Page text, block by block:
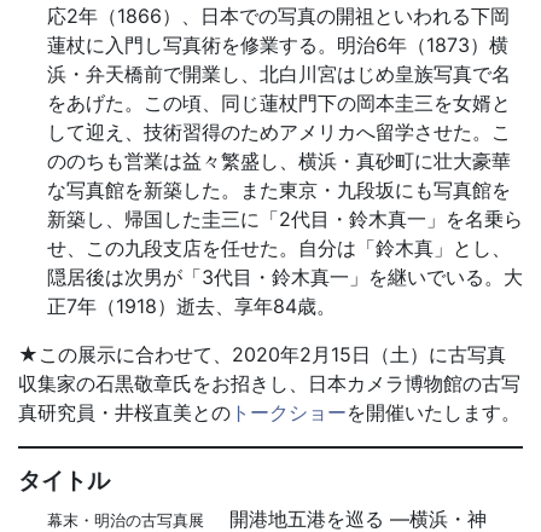
応2年（1866）、日本での写真の開祖といわれる下岡
蓮杖に入門し写真術を修業する。明治6年（1873）横
浜・弁天橋前で開業し、北白川宮はじめ皇族写真で名
をあげた。この頃、同じ蓮杖門下の岡本圭三を女婿と
して迎え、技術習得のためアメリカへ留学させた。こ
ののちも営業は益々繁盛し、横浜・真砂町に壮大豪華
な写真館を新築した。また東京・九段坂にも写真館を
新築し、帰国した圭三に「2代目・鈴木真一」を名乗ら
せ、この九段支店を任せた。自分は「鈴木真」とし、
隠居後は次男が「3代目・鈴木真一」を継いでいる。大
正7年（1918）逝去、享年84歳。
★この展示に合わせて、2020年2月15日（土）に古写真
収集家の石黒敬章氏をお招きし、日本カメラ博物館の古写
真研究員・井桜直美との トークショーを開催いたします。
タイトル
幕末・明治の古写真展
開港地五港を巡る ―横浜・神